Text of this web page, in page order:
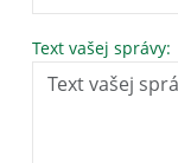
Text vašej správy: